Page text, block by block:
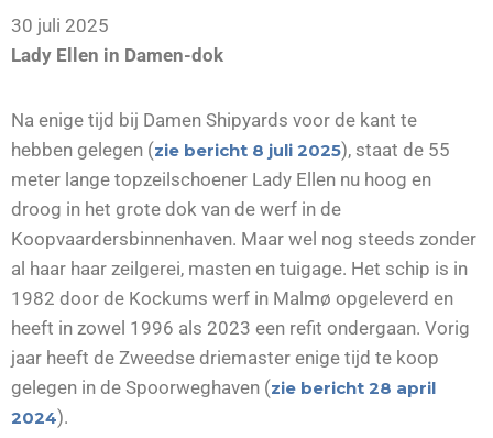
30 juli 2025
Lady Ellen in Damen-dok
Na enige tijd bij Damen Shipyards voor de kant te
hebben gelegen (zie bericht 8 juli 2025), staat de 55
meter lange topzeilschoener Lady Ellen nu hoog en
droog in het grote dok van de werf in de
Koopvaardersbinnenhaven. Maar wel nog steeds zonder
al haar haar zeilgerei, masten en tuigage. Het schip is in
1982 door de Kockums werf in Malmø opgeleverd en
heeft in zowel 1996 als 2023 een refit ondergaan. Vorig
jaar heeft de Zweedse driemaster enige tijd te koop
gelegen in de Spoorweghaven (zie bericht 28 april
2024).